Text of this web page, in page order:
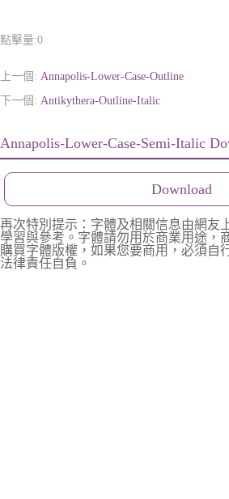
點擊量:0
上一個: Annapolis-Lower-Case-Outline
下一個: Antikythera-Outline-Italic
Annapolis-Lower-Case-Semi-Italic
Download
再次特別提示：字體及相關信息由網友
學習與參考。字體請勿用於商業用途，
購買字體版權，如果您要商用，必須自
法律責任自負。